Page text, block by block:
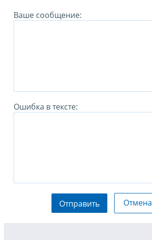
Ваше сообщение:
Ошибка в тексте:
Отправить Отмена